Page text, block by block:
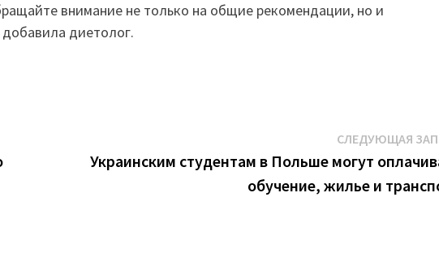
внимание не только на общие рекомендации, но и
добавила диетолог.
СЛЕДУЮЩАЯ
Украинским студентам в Польше могут
обучение, жилье и